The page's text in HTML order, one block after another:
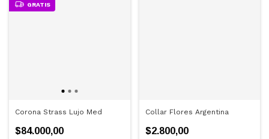
GRATIS
Corona Strass Lujo Med
$84.000,00
Collar Flores Argentina
$2.800,00